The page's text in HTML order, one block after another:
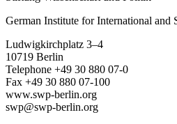
German Institute for International and
Ludwigkirchplatz 3–4
10719 Berlin
Telephone +49 30 880 07-0
Fax +49 30 880 07-100
www.swp-berlin.org
swp@swp-berlin.org